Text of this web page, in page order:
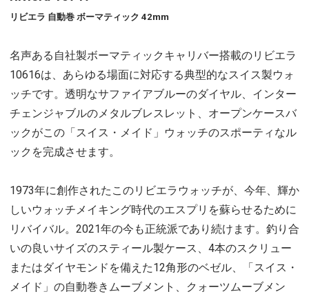
リビエラ 自動巻 ボーマティック 42mm
名声ある自社製ボーマティックキャリバー搭載のリビエラ
10616は、あらゆる場面に対応する典型的なスイス製ウォ
ッチです。透明なサファイアブルーのダイヤル、インター
チェンジャブルのメタルブレスレット、オープンケースバ
ックがこの「スイス・メイド」ウォッチのスポーティなル
ックを完成させます。
1973年に創作されたこのリビエラウォッチが、今年、輝か
しいウォッチメイキング時代のエスプリを蘇らせるために
リバイバル。2021年の今も正統派であり続けます。釣り合
いの良いサイズのスティール製ケース、4本のスクリュー
またはダイヤモンドを備えた12角形のベゼル、「スイス・
メイド」の自動巻きムーブメント、クォーツムーブメン